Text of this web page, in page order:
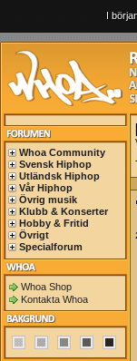
I
Whoa Community
Svensk Hiphop
Utländsk Hiphop
Vår Hiphop
Övrig musik
Klubb & Konserter
Hobby & Fritid
Övrigt
Specialforum
Whoa Shop
Kontakta Whoa